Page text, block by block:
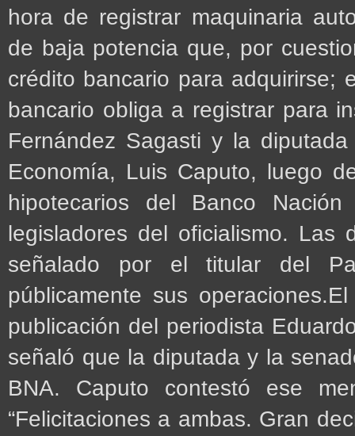
hora de registrar maquinaria
de baja potencia que, por
crédito bancario para adquirirse;
bancario obliga a registrar para
Fernández Sagasti y la
Economía, Luis Caputo, luego
hipotecarios del Banco
legisladores del oficialismo. Las
señalado por el titular del
públicamente sus
publicación del periodista
señaló que la diputada y la
BNA. Caputo contestó ese
“Felicitaciones a ambas. Gran